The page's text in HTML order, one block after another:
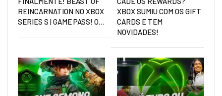
REINCARNATION NO XBOX
SERIES S | GAME PASS! O…
XBOX SUMIU COM OS GIFT
CARDS E TEM
NOVIDADES!